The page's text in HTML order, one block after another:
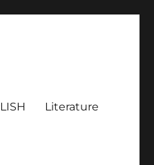
Literature